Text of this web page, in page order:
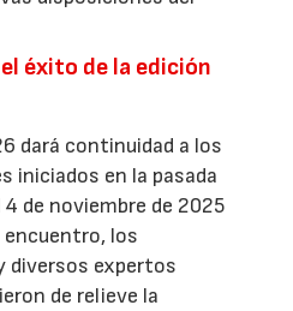
éxito de la edición
dará continuidad a los
iniciados en la pasada
de noviembre de 2025
encuentro, los
diversos expertos
de relieve la